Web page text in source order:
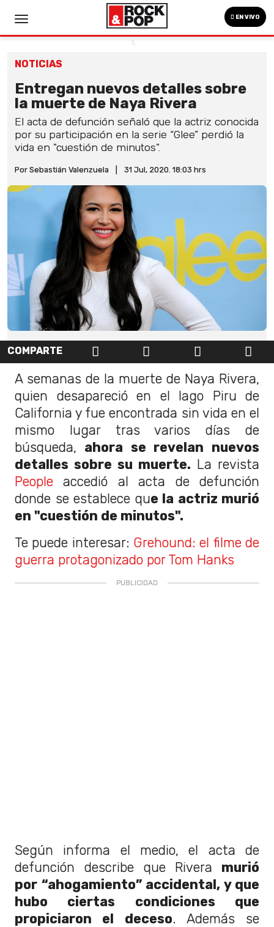
EN VIVO
NOTICIAS
Entregan nuevos detalles sobre
la muerte de Naya Rivera
El acta de defunción señaló que la actriz conocida
por su participación en la serie “Glee” perdió la
vida en "cuestión de minutos".
Por Sebastián Valenzuela 31 Jul, 2020. 18:03 hrs
COMPARTE
A semanas de la muerte de Naya Rivera,
quien desapareció en el lago Piru de
California y fue encontrada sin vida en el
mismo lugar tras varios días de
búsqueda, ahora se revelan nuevos
detalles sobre su muerte. La revista
People accedió al acta de defunción
donde se establece que la actriz murió
en "cuestión de minutos".
Te puede interesar: Grehound: el filme de
guerra protagonizado por Tom Hanks
Según informa el medio, el acta de
defunción describe que Rivera murió
por “ahogamiento” accidental, y que
hubo ciertas condiciones que
propiciaron el deceso. Además se